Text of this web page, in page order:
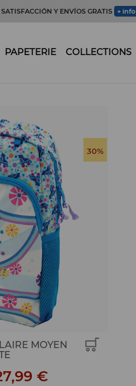
Y ENVÍOS GRATIS + info
PAPETERIE COLLECTIONS
30%
MOYEN
€